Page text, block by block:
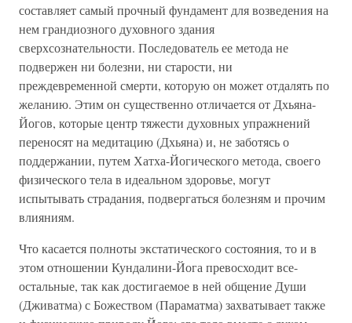
составляет самый прочный фундамент для возведения на
нем грандиозного духовного здания
сверхсознательности. Последователь ее метода не
подвержен ни болезни, ни старости, ни
преждевременной смерти, которую он может отдалять по
желанию. Этим он существенно отличается от Дхьяна-
Йогов, которые центр тяжести духовных упражнений
переносят на медитацию (Дхьяна) и, не заботясь о
поддержании, путем Хатха-Йогического метода, своего
физического тела в идеальном здоровье, могут
испытывать страдания, подвергаться болезням и прочим
влияниям.
Что касается полноты экстатического состояния, то и в
этом отношении Кундалини-Йога превосходит все-
остальные, так как достигаемое в ней общение Души
(Дживатма) с Божеством (Параматма) захватывает также